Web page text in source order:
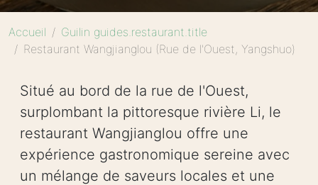
Accueil
Guilin guides.restaurant.title
Restaurant Wangjianglou (Rue de l'Ouest, Yangshuo)
Situé au bord de la rue de l'Ouest,
surplombant la pittoresque rivière Li, le
restaurant Wangjianglou offre une
expérience gastronomique sereine avec
un mélange de saveurs locales et une